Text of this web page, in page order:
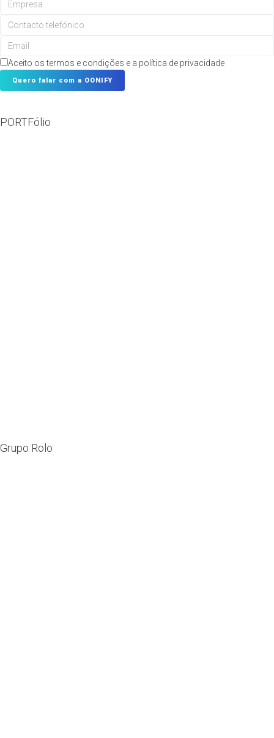
Aceito os termos e condições e a política de privacidade
Quero falar com a OONIFY
PORTFólio
Grupo Rolo